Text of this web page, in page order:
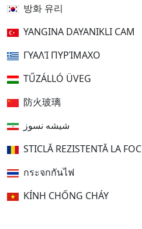
방화 유리
YANGINA DAYANIKLI CAM
ΓΥΑΛΊ ΠΥΡΊΜΑΧΟ
TŰZÁLLÓ ÜVEG
防火玻璃
شیشه نسوز
STICLĂ REZISTENTĂ LA FOC
กระจกกันไฟ
KÍNH CHỐNG CHÁY